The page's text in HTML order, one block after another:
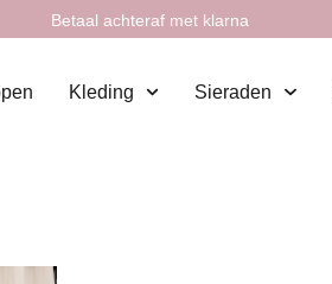
Betaal achteraf met klarna
Kleding Sieraden